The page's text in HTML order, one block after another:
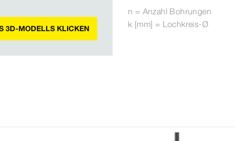
3D-MODELLS KLICKEN
n = Anzahl Bohrungen
k [mm] = Lochkreis-Ø